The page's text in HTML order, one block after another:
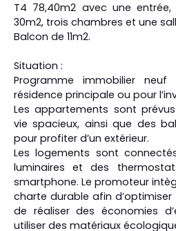
T4 78,40m2 avec une
30m2, trois chambres et une
Balcon de 11m2.
Situation :
Programme immobilier
résidence principale ou pour
Les appartements sont
vie spacieux, ainsi que des
pour profiter d’un extérieur.
Les logements sont
luminaires et des
smartphone. Le promoteur
charte durable afin
de réaliser des économies
utiliser des matériaux